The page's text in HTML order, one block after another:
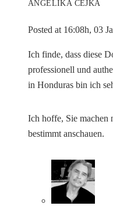
ANGELIKA CEJKA
Posted at 16:08h, 03
Ich finde, dass diese
professionell und
in Honduras bin ich
Ich hoffe, Sie machen
bestimmt anschauen.